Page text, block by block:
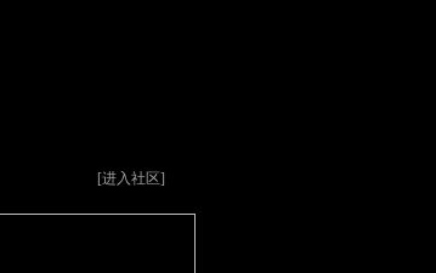
[进入社区]